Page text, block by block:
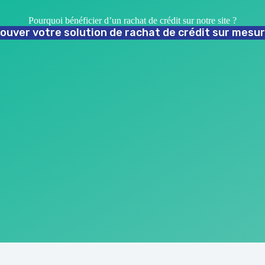
Pourquoi bénéficier d’un rachat de crédit sur notre site ?
votre solution de rachat de crédit sur